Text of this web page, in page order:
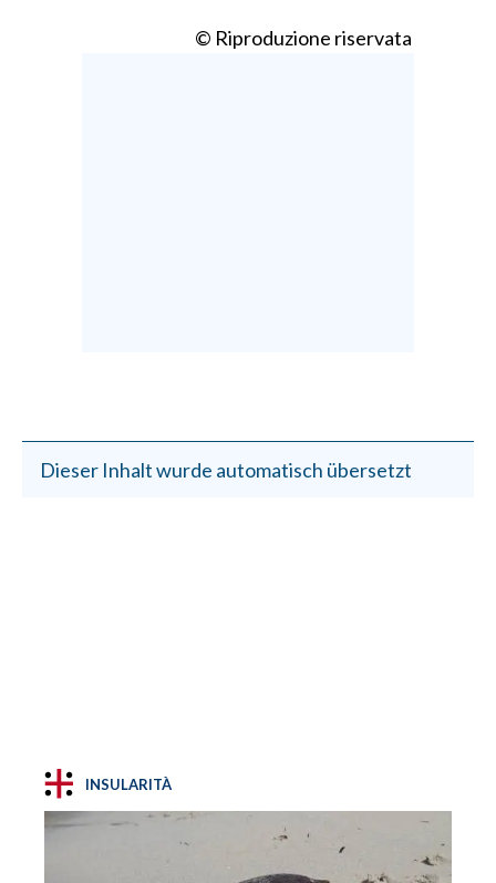
© Riproduzione riservata
Dieser Inhalt wurde automatisch übersetzt
INSULARITÀ